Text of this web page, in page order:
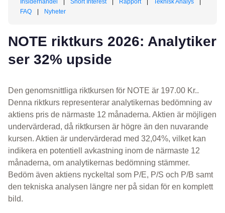
Insiderhandel
Short Interest Rapport Teknisk Analys
FAQ
Nyheter
NOTE riktkurs 2026: Analytiker
ser 32% upside
Den genomsnittliga riktkursen för NOTE är 197.00 Kr..
Denna riktkurs representerar analytikernas bedömning av
aktiens pris de närmaste 12 månaderna. Aktien är möjligen
undervärderad, då riktkursen är högre än den nuvarande
kursen. Aktien är undervärderad med 32,04%, vilket kan
indikera en potentiell avkastning inom de närmaste 12
månaderna, om analytikernas bedömning stämmer.
Bedöm även aktiens nyckeltal som P/E, P/S och P/B samt
den tekniska analysen längre ner på sidan för en komplett
bild.